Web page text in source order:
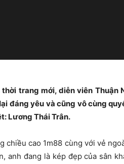
thời trang mới, diễn viên
đáng yêu và cũng vô cùng
Lương Thái Trân.
chiều cao 1m88 cùng với vẻ
anh đang là kép đẹp của sân